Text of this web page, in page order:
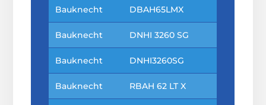
Bauknecht DBAH65LMX
Bauknecht DNHI 3260 SG
Bauknecht DNHI3260SG
Bauknecht RBAH 62 LT X